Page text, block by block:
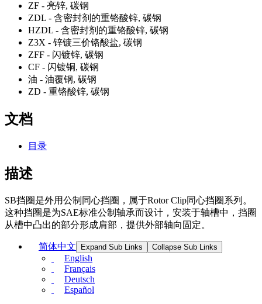
ZF - 亮锌, 碳钢
ZDL - 含密封剂的重铬酸锌, 碳钢
HZDL - 含密封剂的重铬酸锌, 碳钢
Z3X - 锌镀三价铬酸盐, 碳钢
ZFF - 闪镀锌, 碳钢
CF - 闪镀铜, 碳钢
油 - 油覆钢, 碳钢
ZD - 重铬酸锌, 碳钢
文档
目录
描述
SB挡圈是外用公制同心挡圈，属于Rotor Clip同心挡圈系列。
这种挡圈是为SAE标准公制轴承而设计，安装于轴槽中，挡圈
从槽中凸出的部分形成肩部，提供外部轴向固定。
简体中文 Expand Sub Links Collapse Sub Links
English
Français
Deutsch
Español